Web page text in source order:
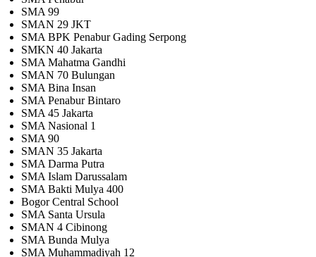
SMA 99
SMAN 29 JKT
SMA BPK Penabur Gading Serpong
SMKN 40 Jakarta
SMA Mahatma Gandhi
SMAN 70 Bulungan
SMA Bina Insan
SMA Penabur Bintaro
SMA 45 Jakarta
SMA Nasional 1
SMA 90
SMAN 35 Jakarta
SMA Darma Putra
SMA Islam Darussalam
SMA Bakti Mulya 400
Bogor Central School
SMA Santa Ursula
SMAN 4 Cibinong
SMA Bunda Mulya
SMA Muhammadiyah 12